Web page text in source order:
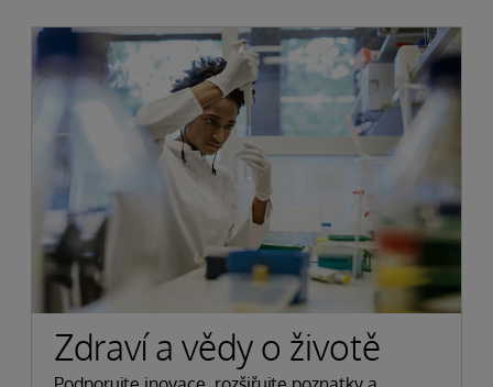
Zdraví a vědy o životě